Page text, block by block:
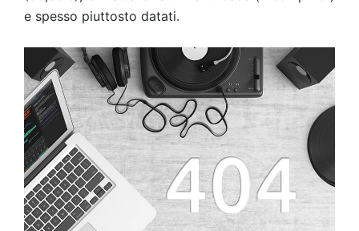
e spesso piuttosto datati.